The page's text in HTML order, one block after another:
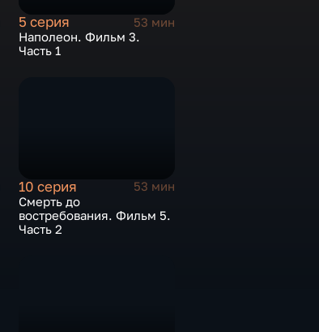
5 серия
53 мин
Наполеон. Фильм 3.
Часть 1
10 серия
53 мин
Смерть до
востребования. Фильм 5.
Часть 2